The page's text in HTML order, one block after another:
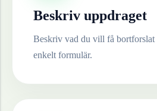
Beskriv uppdraget
Beskriv vad du vill få bortforslat
enkelt formulär.